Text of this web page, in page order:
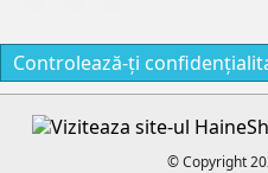
Controlează-ți
© Copyright